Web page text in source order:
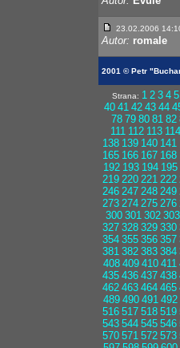
23.02.2006
Autor: romale
2001 © Petr
Strana: 1 2 3 4 5
40 41 42 43 44
78 79 80 81 82
111 112 113 114
138 139 140 141
165 166 167 168
192 193 194 195
219 220 221 222
246 247 248 249
273 274 275 276
300 301 302 303
327 328 329 330
354 355 356 357
381 382 383 384
408 409 410 411
435 436 437 438
462 463 464 465
489 490 491 492
516 517 518 519
543 544 545 546
570 571 572 573